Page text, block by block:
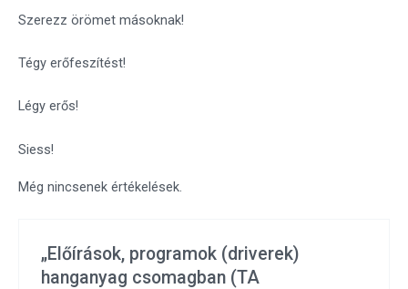
Szerezz örömet másoknak!
Tégy erőfeszítést!
Légy erős!
Siess!
Még nincsenek értékelések.
„Előírások, programok (driverek)
hanganyag csomagban (TA